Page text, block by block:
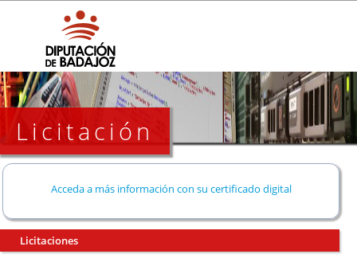
Licitación
Acceda a más información con su certificado digital
Licitaciones